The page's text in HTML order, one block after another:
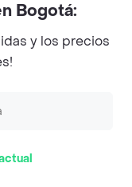
Bogotá:
y los precios